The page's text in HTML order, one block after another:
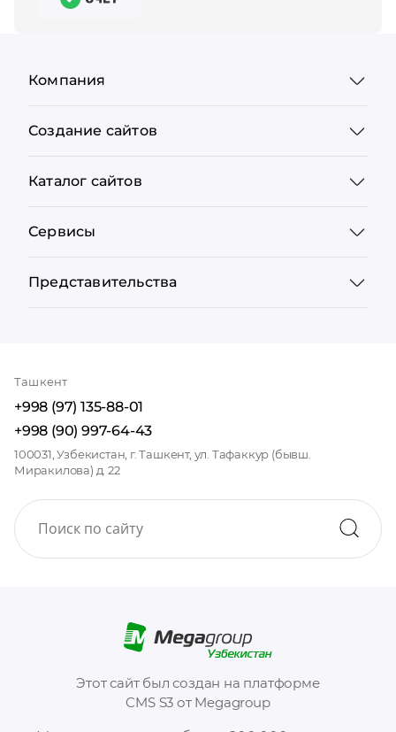
Этот сайт был создан на платформе
CMS S3 от Megagroup
Компания
Создание сайтов
Каталог сайтов
Сервисы
Представительства
Ташкент
+998 (97) 135-88-01
+998 (90) 997-64-43
100031, Узбекистан, г. Ташкент, ул. Тафаккур (бывш.
Миракилова) д. 22